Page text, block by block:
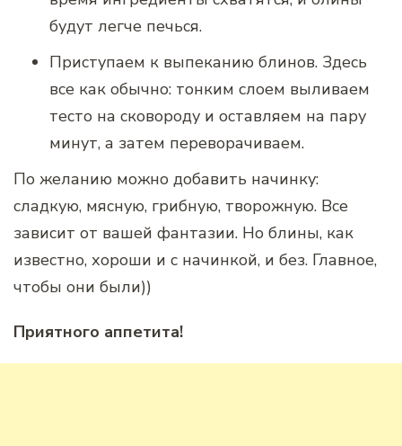
будут легче печься.
Приступаем к выпеканию блинов. Здесь
все как обычно: тонким слоем выливаем
тесто на сковороду и оставляем на пару
минут, а затем переворачиваем.
По желанию можно добавить начинку:
сладкую, мясную, грибную, творожную. Все
зависит от вашей фантазии. Но блины, как
известно, хороши и с начинкой, и без. Главное,
чтобы они были))
Приятного аппетита!